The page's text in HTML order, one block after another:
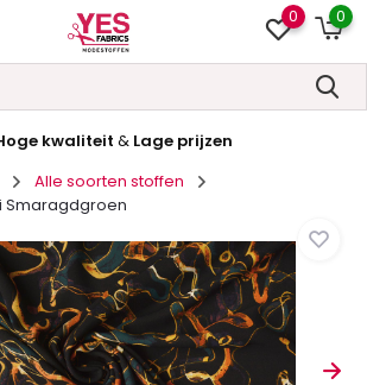
0 0
kwaliteit & Lage prijzen
Alle soorten stoffen
Smaragdgroen